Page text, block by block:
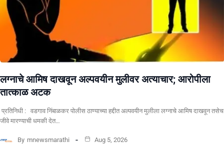
लग्नाचे आमिष दाखवून अल्पवयीन मुलीवर अत्याचार; आरोपीला
तात्काळ अटक
प्रतिनिधी : वडगाव निंबाळकर पोलीस ठाण्याच्या हद्दीत अल्पवयीन मुलीला लग्नाचे आमिष दाखवून तसेच
जीवे मारण्याची धमकी देत…
By mnewsmarathi Aug 5, 2026